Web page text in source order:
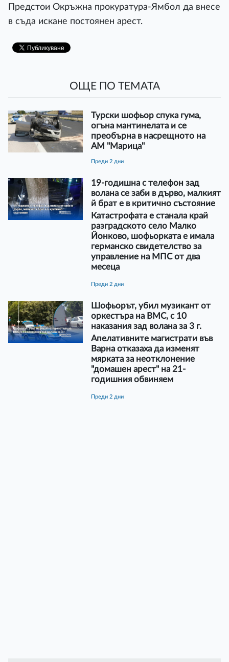
Предстои Окръжна прокуратура-Ямбол да внесе
в съда искане постоянен арест.
ОЩЕ ПО ТЕМАТА
Турски шофьор спука гума,
огъна мантинелата и се
преобърна в насрещното на
АМ "Марица"
преди 2 дни
19-годишна с телефон зад
волана се заби в дърво, малкият
й брат е в критично състояние
Катастрофата е станала край
разградското село Малко
Йонково, шофьорката е имала
германско свидетелство за
управление на МПС от два
месеца
преди 2 дни
Шофьорът, убил музикант от
оркестъра на ВМС, с 10
наказания зад волана за 3 г.
Апелативните магистрати във
Варна отказаха да изменят
мярката за неотклонение
"домашен арест" на 21-
годишния обвиняем
преди 2 дни